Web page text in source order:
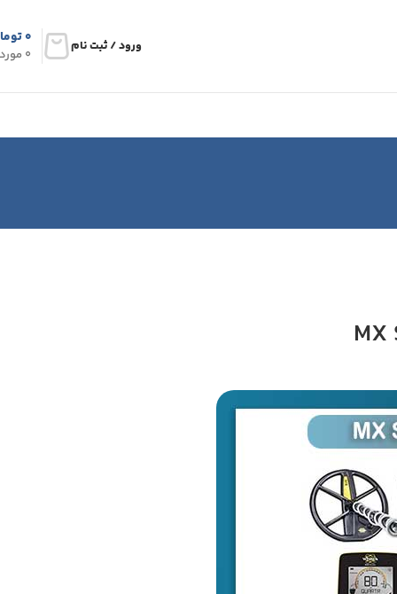
ورود / ثبت نام
0 مورد
۰